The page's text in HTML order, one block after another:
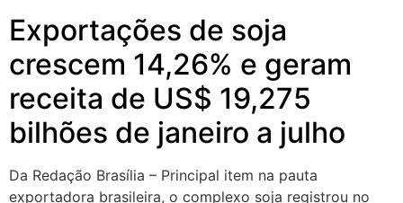
Exportações de soja
crescem 14,26% e geram
receita de US$ 19,275
bilhões de janeiro a julho
Da Redação Brasília – Principal item na pauta
exportadora brasileira, o complexo soja registrou no